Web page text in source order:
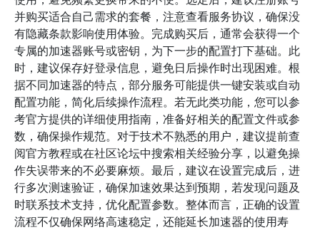
并购买适合自己需求的套餐，注意查看服务协议，确保没
有隐藏条款影响使用体验。完成购买后，通常会获得一个
专属的加速器账号或密钥，为下一步的配置打下基础。此
时，建议保存好登录信息，避免日后操作时出现困难。根
据不同加速器的特点，部分服务可能提供一键安装或自动
配置功能，简化后续操作流程。若无此类功能，您可以参
考官方提供的详细使用指南，准备好相关的配置文件或参
数，确保操作规范。对于技术不熟悉的用户，建议提前查
阅官方教程或在社区论坛中搜索相关经验分享，以避免操
作失误带来的不必要麻烦。最后，建议在设置完成后，进
行多次测速验证，确保加速效果达到预期，若发现问题及
时联系技术支持，优化配置参数。整体而言，正确的设置
流程不仅确保网络高速稳定，还能延长加速器的使用寿